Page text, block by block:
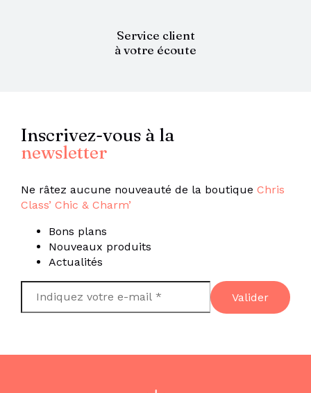
Service client
à votre écoute
Inscrivez-vous à la
newsletter
Ne râtez aucune nouveauté de la boutique Chris
Class’ Chic & Charm’
Bons plans
Nouveaux produits
Actualités